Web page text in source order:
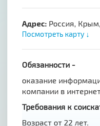
Адрес: Россия,
Посмотреть карту ↓
Обязанности -
оказание
компании в
Требования к
Возраст от 22 лет.